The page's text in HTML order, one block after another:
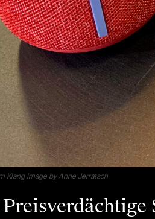
Klang Image by Anne Jerratsch